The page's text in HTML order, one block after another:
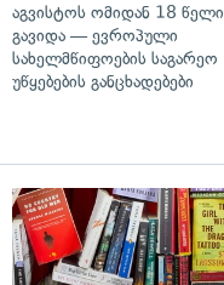
აგვისტოს ომიდან 18 წელი
გავიდა — ევროპული
სახელმწიფოების საგარეო
უწყებების განცხადებები